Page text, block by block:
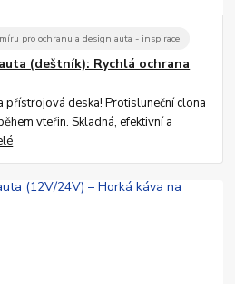
pro ochranu a design auta - inspirace
(deštník): Rychlá ochrana
přístrojová deska! Protisluneční clona
vteřin. Skladná, efektivní a